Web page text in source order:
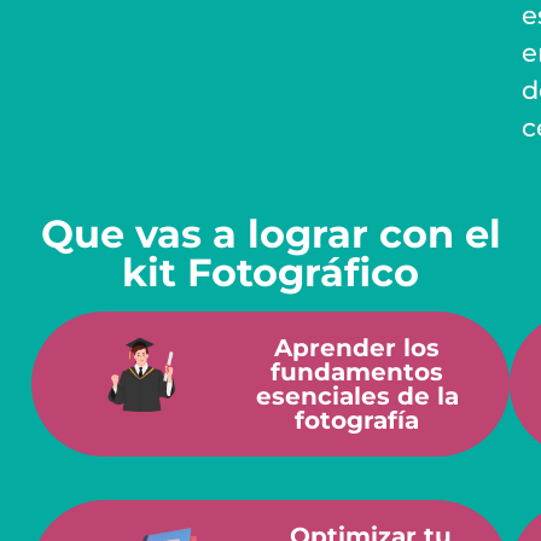
Que vas a lograr con el
kit Fotográfico
Aprender los
fundamentos
esenciales de la
fotografía